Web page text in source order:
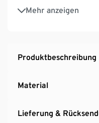
Mehr anzeigen
Geeignet für Kinder
Produktbeschreibung
Material
Lieferung &